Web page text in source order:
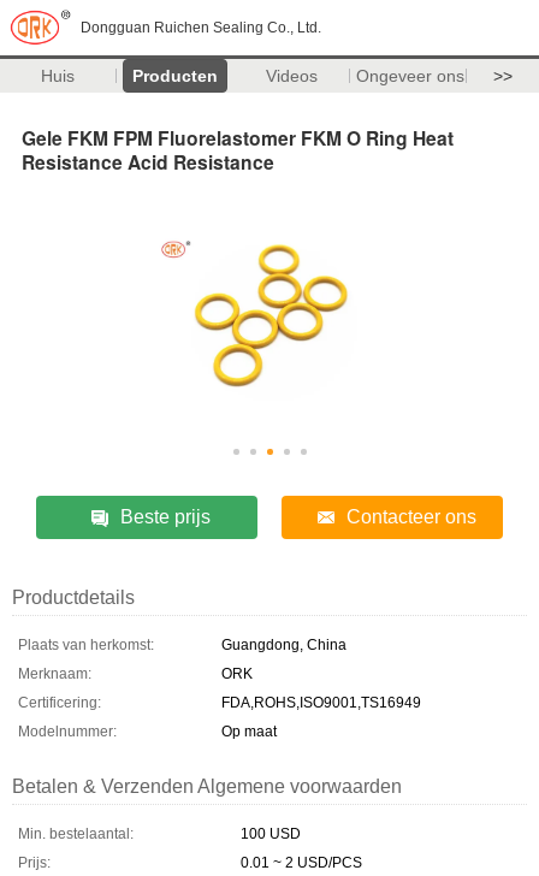
Dongguan Ruichen Sealing Co., Ltd.
Huis Producten Videos Ongeveer ons >>
Gele FKM FPM Fluorelastomer FKM O Ring Heat
Resistance Acid Resistance
Beste prijs Contacteer ons
Productdetails
Plaats van herkomst:
Guangdong, China
Merknaam:
ORK
Certificering:
FDA,ROHS,ISO9001,TS16949
Modelnummer:
Op maat
Betalen & Verzenden Algemene voorwaarden
Min. bestelaantal:
100 USD
Prijs:
0.01 ~ 2 USD/PCS